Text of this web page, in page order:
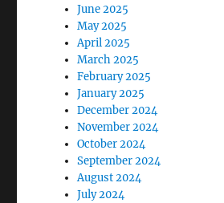
June 2025
May 2025
April 2025
March 2025
February 2025
January 2025
December 2024
November 2024
October 2024
September 2024
August 2024
July 2024